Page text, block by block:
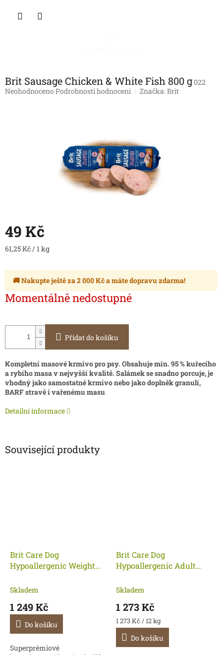
Brit Sausage Chicken & White Fish 800 g022
Průměrné
Neohodnoceno Podrobnosti hodnocení Značka:Brit
49 Kč
Měrná
61,25 Kč / 1 kg
🚚 Nakupte ještě za2 000 Kča mátedopravu zdarma!
Momentálně nedostupné
Přidat do košíku
Kompletní masové krmivo pro psy. Obsahuje min. 95 % kuřecího
a rybího masa v nejvyšší kvalitě. Salámek se snadno porcuje, je
vhodný jako samostatné krmivo nebo jako doplněk granulí,
BARF stravě i vařenému masu
Detailní informace
Související produkty
Brit Care Dog
Hypoallergenic Weight
Skladem
1 249 Kč
Do košíku
Superprémiové
Brit Care Dog
Hypoallergenic Adult
kg
Skladem
1 273 Kč
Měrná
cena:
1 273 Kč / 12 kg
Do košíku